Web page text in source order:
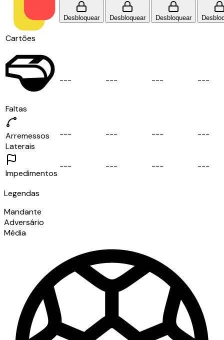
Cartões
Desbloquear Desbloquear Desbloquear
Faltas
--- --- --- ---
Arremessos
Laterais
--- --- --- ---
Impedimentos
--- --- --- ---
Legendas
Mandante
Adversário
Média